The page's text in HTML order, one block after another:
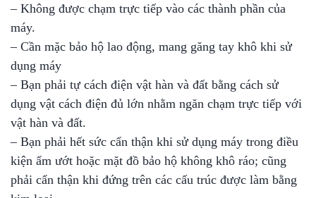
– Không được chạm trực tiếp vào các thành phần của
máy.
– Cần mặc bảo hộ lao động, mang găng tay khô khi sử
dụng máy
– Bạn phải tự cách điện vật hàn và đất bằng cách sử
dụng vật cách điện đủ lớn nhằm ngăn chạm trực tiếp với
vật hàn và đất.
– Bạn phải hết sức cẩn thận khi sử dụng máy trong điều
kiện ẩm ướt hoặc mặt đồ bảo hộ không khô ráo; cũng
phải cẩn thận khi đứng trên các cấu trúc được làm bằng